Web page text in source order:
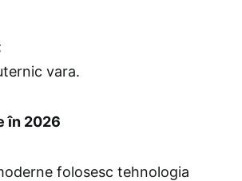
vara.
în 2026
folosesc tehnologia